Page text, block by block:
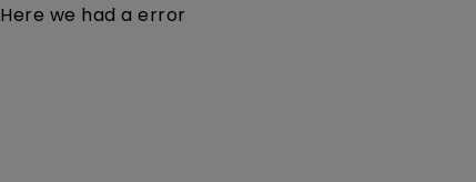
Here we had a error